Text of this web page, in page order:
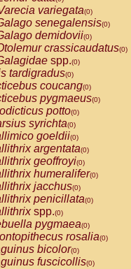
spp.(0)
belzebuth(0)
geoffroyi(0)
paniscus(0)
spp.(0)
lagothricha
lagothricha cana
Cacajao calvus
Callicebus cupreus
Callicebus donacophilus
Callicebus moloch
Callicebus torquatus
Callicebusspp.(0)
Chiropotes satanas(0)
Pithecia monachus
Pithecia pithecia(0)
Cercocebus agilis
Cercocebus
Cercocebus
Cercocebus
Cercocebus
variegata(0)
senegalensis(0)
demidovii(0)
crassicaudatus(0)
spp.(0)
tardigradus(0)
coucang(0)
pygmaeus(0)
potto(0)
syrichta(0)
goeldii(0)
argentata(0)
geoffroyi(0)
humeralifer(0)
jacchus(0)
penicillata(0)
spp.(0)
pygmaea(0)
rosalia(0)
bicolor(0)
fuscicollis(0)